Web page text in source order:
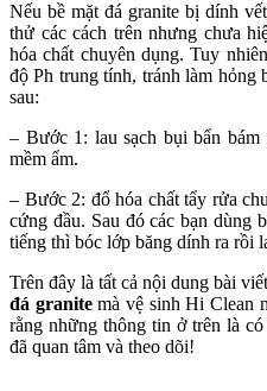
Nếu bề mặt đá granite bị dính
thử các cách trên nhưng chưa
hóa chất chuyên dụng. Tuy
độ Ph trung tính, tránh làm hỏng
sau:
– Bước 1: lau sạch bụi bẩn bám
mềm ẩm.
– Bước 2: đổ hóa chất tẩy rửa
cứng đầu. Sau đó các bạn dùng
tiếng thì bóc lớp băng dính ra rồi
Trên đây là tất cả nội dung bài viết
đá granitemà vệ sinh Hi Clean
rằng những thông tin ở trên là
đã quan tâm và theo dõi!